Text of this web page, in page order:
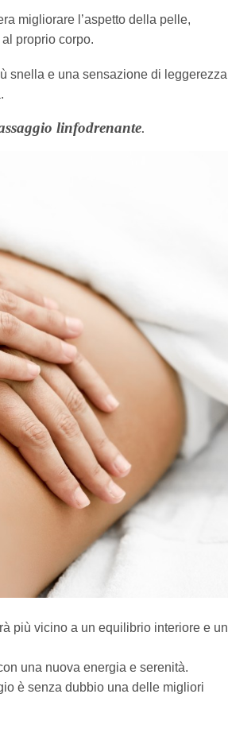
migliorare l’aspetto della pelle,
proprio corpo.
snella e una sensazione di leggerezza
linfodrenante.
più vicino a un equilibrio interiore e un
una nuova energia e serenità.
è senza dubbio una delle migliori